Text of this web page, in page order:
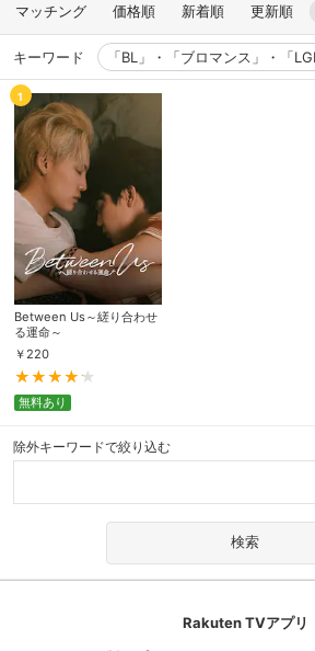
マッチング 価格順 新着順 更新順
キーワード 「BL」・「ブロマンス」・「
1
Between Us～縒り合わせ
る運命～
￥ 220
無料あり
除外キーワードで絞り込む
Rakuten TVアプリ